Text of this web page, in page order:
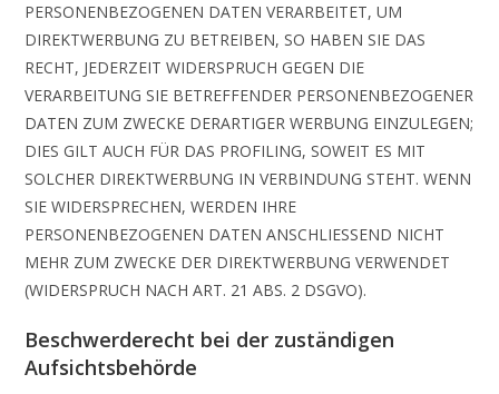
PERSONENBEZOGENEN DATEN VERARBEITET, UM
DIREKTWERBUNG ZU BETREIBEN, SO HABEN SIE DAS
RECHT, JEDERZEIT WIDERSPRUCH GEGEN DIE
VERARBEITUNG SIE BETREFFENDER PERSONENBEZOGENER
DATEN ZUM ZWECKE DERARTIGER WERBUNG EINZULEGEN;
DIES GILT AUCH FÜR DAS PROFILING, SOWEIT ES MIT
SOLCHER DIREKTWERBUNG IN VERBINDUNG STEHT. WENN
SIE WIDERSPRECHEN, WERDEN IHRE
PERSONENBEZOGENEN DATEN ANSCHLIESSEND NICHT
MEHR ZUM ZWECKE DER DIREKTWERBUNG VERWENDET
(WIDERSPRUCH NACH ART. 21 ABS. 2 DSGVO).
Beschwerde­recht bei der zuständigen
Aufsichts­behörde